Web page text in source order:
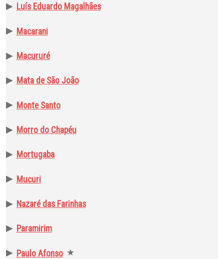
▶ Luís Eduardo Magalhães
▶ Macarani
▶ Macururé
▶ Mata de São João
▶ Monte Santo
▶ Morro do Chapéu
▶ Mortugaba
▶ Mucuri
▶ Nazaré das Farinhas
▶ Paramirim
▶ Paulo Afonso ★